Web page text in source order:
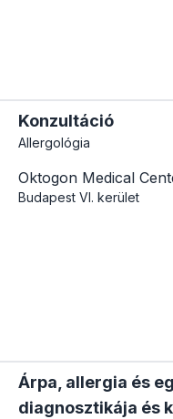
Konzultáció
Allergológia
Oktogon Medical
Budapest VI. kerület
Árpa, allergia és
diagnosztikája és